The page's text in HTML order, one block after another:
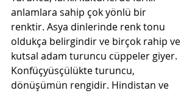
anlamlara sahip çok yönlü bir
renktir. Asya dinlerinde renk tonu
oldukça belirgindir ve birçok rahip ve
kutsal adam turuncu cüppeler giyer.
Konfüçyüsçülükte turuncu,
dönüşümün rengidir. Hindistan ve